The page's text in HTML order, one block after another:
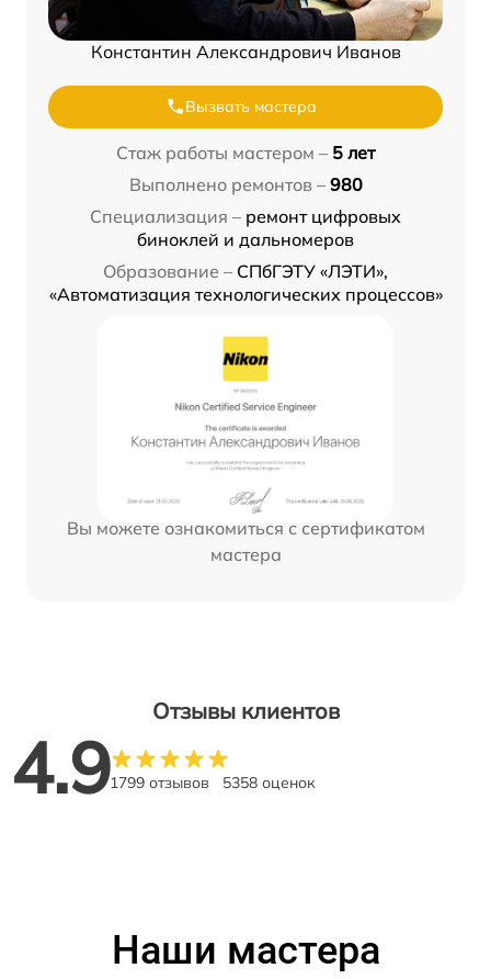
Константин Александрович Иванов
Вызвать мастера
Стаж работы мастером – 5 лет
Выполнено ремонтов – 980
Специализация – ремонт цифровых
биноклей и дальномеров
Образование – СПбГЭТУ «ЛЭТИ»,
«Автоматизация технологических процессов»
Вы можете ознакомиться с сертификатом
мастера
Отзывы клиентов
4.91799 отзывов 5358 оценок
Наши мастера